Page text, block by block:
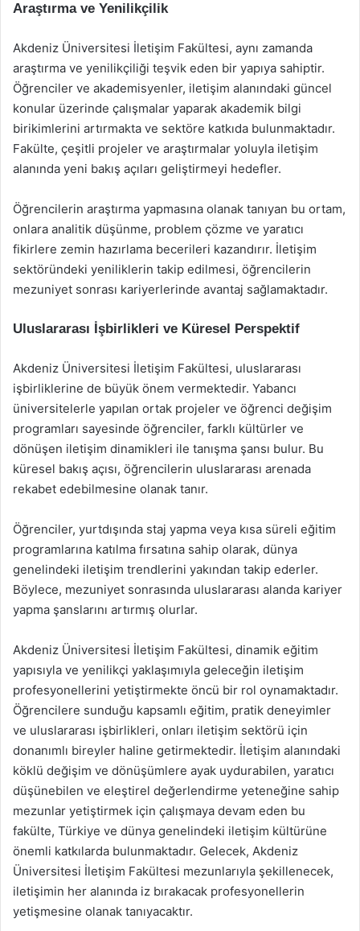
Araştırma ve Yenilikçilik
Akdeniz Üniversitesi İletişim Fakültesi, aynı zamanda
araştırma ve yenilikçiliği teşvik eden bir yapıya sahiptir.
Öğrenciler ve akademisyenler, iletişim alanındaki güncel
konular üzerinde çalışmalar yaparak akademik bilgi
birikimlerini artırmakta ve sektöre katkıda bulunmaktadır.
Fakülte, çeşitli projeler ve araştırmalar yoluyla iletişim
alanında yeni bakış açıları geliştirmeyi hedefler.
Öğrencilerin araştırma yapmasına olanak tanıyan bu ortam,
onlara analitik düşünme, problem çözme ve yaratıcı
fikirlere zemin hazırlama becerileri kazandırır. İletişim
sektöründeki yeniliklerin takip edilmesi, öğrencilerin
mezuniyet sonrası kariyerlerinde avantaj sağlamaktadır.
Uluslararası İşbirlikleri ve Küresel Perspektif
Akdeniz Üniversitesi İletişim Fakültesi, uluslararası
işbirliklerine de büyük önem vermektedir. Yabancı
üniversitelerle yapılan ortak projeler ve öğrenci değişim
programları sayesinde öğrenciler, farklı kültürler ve
dönüşen iletişim dinamikleri ile tanışma şansı bulur. Bu
küresel bakış açısı, öğrencilerin uluslararası arenada
rekabet edebilmesine olanak tanır.
Öğrenciler, yurtdışında staj yapma veya kısa süreli eğitim
programlarına katılma fırsatına sahip olarak, dünya
genelindeki iletişim trendlerini yakından takip ederler.
Böylece, mezuniyet sonrasında uluslararası alanda kariyer
yapma şanslarını artırmış olurlar.
Akdeniz Üniversitesi İletişim Fakültesi, dinamik eğitim
yapısıyla ve yenilikçi yaklaşımıyla geleceğin iletişim
profesyonellerini yetiştirmekte öncü bir rol oynamaktadır.
Öğrencilere sunduğu kapsamlı eğitim, pratik deneyimler
ve uluslararası işbirlikleri, onları iletişim sektörü için
donanımlı bireyler haline getirmektedir. İletişim alanındaki
köklü değişim ve dönüşümlere ayak uydurabilen, yaratıcı
düşünebilen ve eleştirel değerlendirme yeteneğine sahip
mezunlar yetiştirmek için çalışmaya devam eden bu
fakülte, Türkiye ve dünya genelindeki iletişim kültürüne
önemli katkılarda bulunmaktadır. Gelecek, Akdeniz
Üniversitesi İletişim Fakültesi mezunlarıyla şekillenecek,
iletişimin her alanında iz bırakacak profesyonellerin
yetişmesine olanak tanıyacaktır.